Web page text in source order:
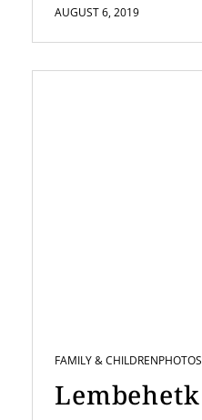
AUGUST 6, 2019
FAMILY & CHILDRENPHOTOS
Lembehetk